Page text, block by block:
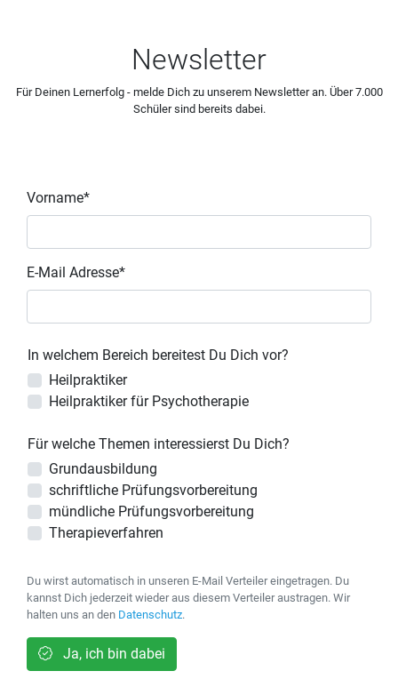
Newsletter
Für Deinen Lernerfolg - melde Dich zu unserem Newsletter an. Über 7.000
Schüler sind bereits dabei.
Vorname*
E-Mail Adresse*
In welchem Bereich bereitest Du Dich vor?
Heilpraktiker
Heilpraktiker für Psychotherapie
Für welche Themen interessierst Du Dich?
Grundausbildung
schriftliche Prüfungsvorbereitung
mündliche Prüfungsvorbereitung
Therapieverfahren
Du wirst automatisch in unseren E-Mail Verteiler eingetragen. Du
kannst Dich jederzeit wieder aus diesem Verteiler austragen. Wir
halten uns an den Datenschutz.
Ja, ich bin dabei